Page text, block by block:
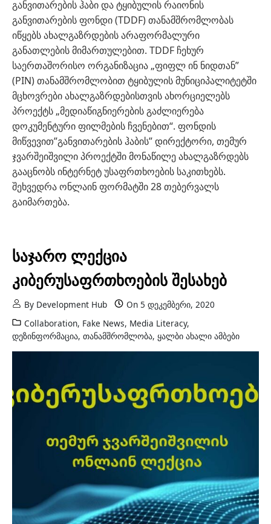
განვითარების ჰაბი და ტყიბულის რაიონის
განვითარების ფონდი (TDDF) თანამშრომლობას
იწყებს ახალგაზრდების არაფორმალური
განათლების მიმართულებით. TDDF ჩეხურ
საერთაშორისო ორგანიზაცია „ფიფლ ინ ნიდთან”
(PIN) თანამშრომლობით ტყიბულის მუნიციპალიტეტში
მცხოვრები ახალგაზრდებისთვის ახორციელებს
პროექტს „მედიაწიგნიერების გაძლიერება
დოკუმენტური ფილმების ჩვენებით“. ფონდის
მიწვევით”განვითარების ჰაბის” დირექტორი, თემურ
ჯვარშეიშვილი პროექტში მონაწილე ახალგაზრდებს
გააცნობს ინტერნეტ უსაფრთხოების საკითხებს.
შეხვედრა ონლაინ ფორმატში 28 თებერვალს
გაიმართება.
საჯარო ლექცია
კიბერუსაფრთხოების შესახებ
By Development Hub On 5 დეკემბერი, 2020
Collaboration, Fake News, Media Literacy,
დეზინფორმაცია, თანამშრომლობა, ყალბი ახალი ამბები